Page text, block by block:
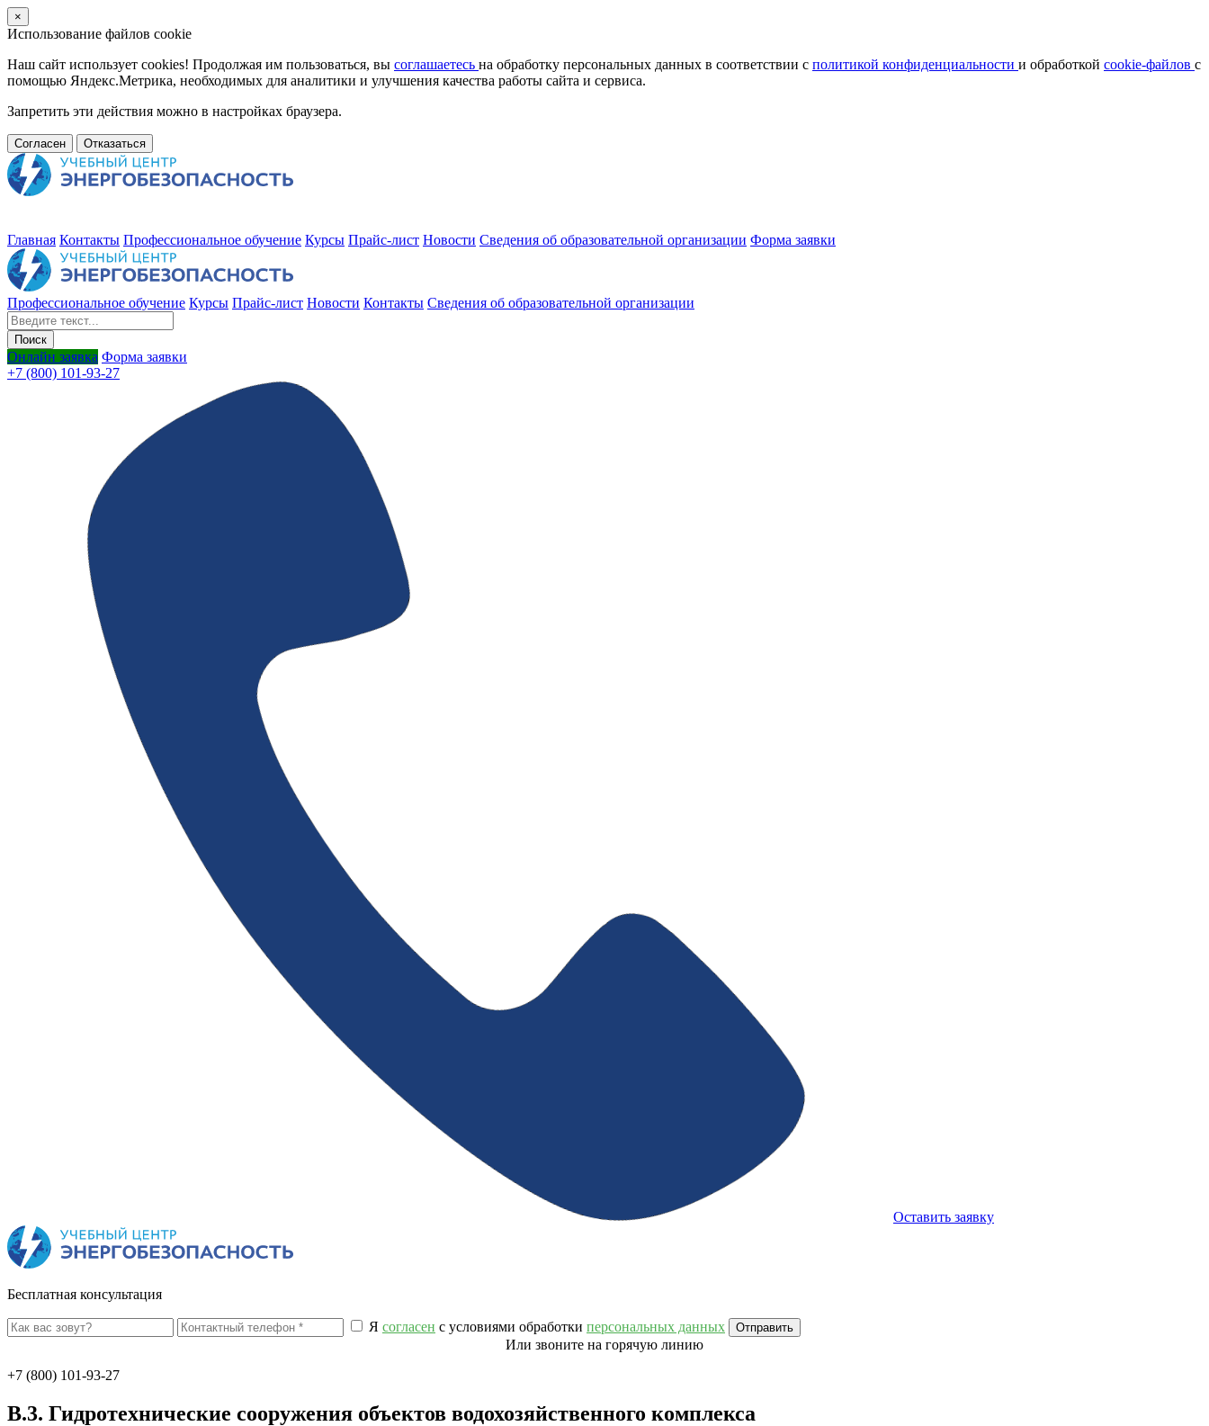
×
Использование файлов cookie
Наш сайт использует cookies! Продолжая им пользоваться, вы соглашаетесь на обработку персональных данных в соответствии с политикой конфиденциальности и обработкой cookie-файлов с
помощью Яндекс.Метрика, необходимых для аналитики и улучшения качества работы сайта и сервиса.
Запретить эти действия можно в настройках браузера.
Согласен Отказаться
Главная Контакты Профессиональное обучение Курсы Прайс-лист Новости Cведения об образовательной организации Форма заявки
Профессиональное обучение Курсы Прайс-лист Новости Контакты Cведения об образовательной организации
Онлайн заявка Форма заявки
+7 (800) 101-93-27
Оставить заявку
Бесплатная консультация
Я согласен с условиями обработки персональных данных
Или звоните на горячую линию
+7 (800) 101-93-27
В.3. Гидротехнические сооружения объектов водохозяйственного комплекса